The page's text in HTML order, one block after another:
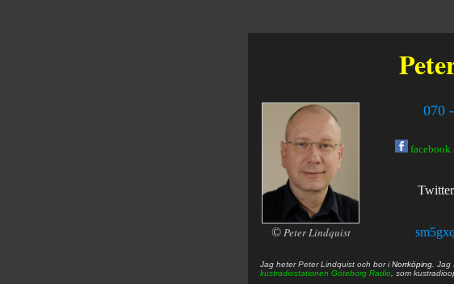
© Peter Lindquist
070
Twitter
Jag heterPeter Lindquist och bor iNorrköping .
kustradiostationen Göteborg Radio , som